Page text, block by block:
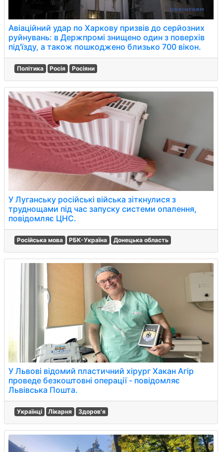
Авіаційний удар по Харкову призвів до серйозних
руйнувань: в Держпромі знищено один з поверхів
під'їзду, а також пошкоджено близько 700 вікон.
Політика Росія Росіяни
У Луганську російські війська зіткнулися з
труднощами під час запуску системи опалення,
повідомляє ЦНС.
Російська мова РБК-Україна Донецька область
У Львові відомий пластичний хірург Хакан Агір
проведе безкоштовні операції - повідомляє
Львівська Пошта.
Українці Лікарня Здоров'я